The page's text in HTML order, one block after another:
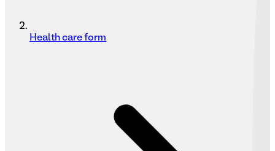
Health care form